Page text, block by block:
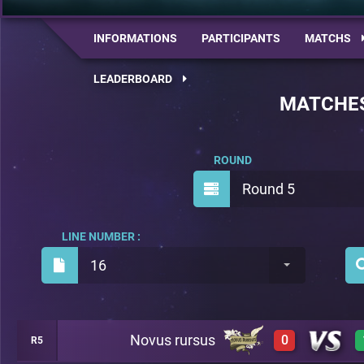
INFORMATIONS PARTICIPANTS MATCHS
LEADERBOARD
Round 5
ROUND
16
LINE NUMBER :
R5 Novus rursus 0